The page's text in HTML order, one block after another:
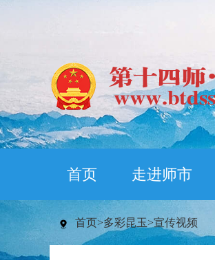
首页 走进师市
首页>多彩昆玉>宣传视频